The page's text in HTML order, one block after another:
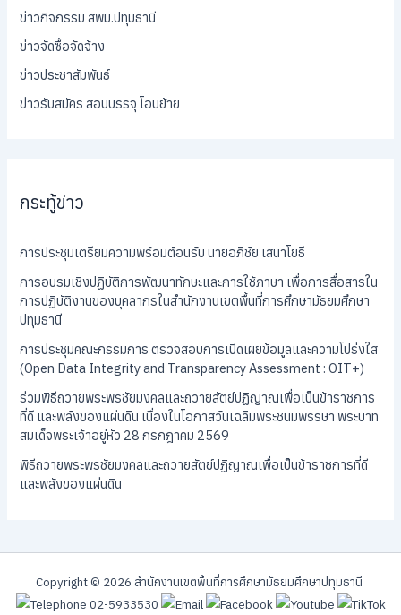
ข่าวกิจกรรม สพม.ปทุมธานี
ข่าวจัดซื้อจัดจ้าง
ข่าวประชาสัมพันธ์
ข่าวรับสมัคร สอบบรรจุ โอนย้าย
กระทู้ข่าว
การประชุมเตรียมความพร้อมต้อนรับ นายอภิชัย เสนาโยธี
การอบรมเชิงปฏิบัติการพัฒนาทักษะและการใช้ภาษา เพื่อการสื่อสารใน
การปฏิบัติงานของบุคลากรในสำนักงานเขตพื้นที่การศึกษามัธยมศึกษา
ปทุมธานี
การประชุมคณะกรรมการ ตรวจสอบการเปิดเผยข้อมูลและความโปร่งใส
(Open Data Integrity and Transparency Assessment : OIT+)
ร่วมพิธีถวายพระพรชัยมงคลและถวายสัตย์ปฏิญาณเพื่อเป็นข้าราชการ
ที่ดี และพลังของแผ่นดิน เนื่องในโอกาสวันเฉลิมพระชนมพรรษา พระบาท
สมเด็จพระเจ้าอยู่หัว 28 กรกฎาคม 2569
พิธีถวายพระพรชัยมงคลและถวายสัตย์ปฏิญาณเพื่อเป็นข้าราชการที่ดี
และพลังของแผ่นดิน
Copyright © 2026 สํานักงานเขตพื้นที่การศึกษามัธยมศึกษาปทุมธานี